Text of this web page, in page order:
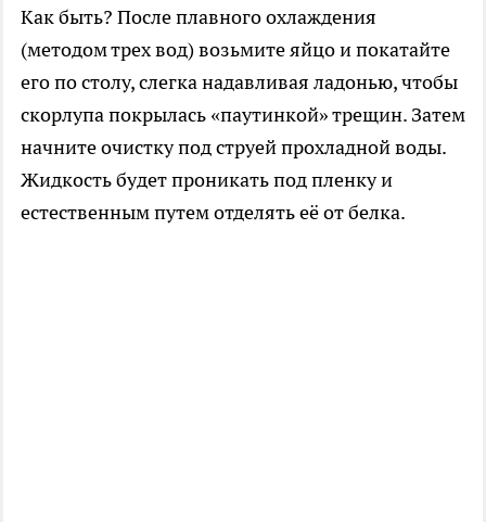
Как быть? После плавного охлаждения
(методом трех вод) возьмите яйцо и покатайте
его по столу, слегка надавливая ладонью, чтобы
скорлупа покрылась «паутинкой» трещин. Затем
начните очистку под струей прохладной воды.
Жидкость будет проникать под пленку и
естественным путем отделять её от белка.